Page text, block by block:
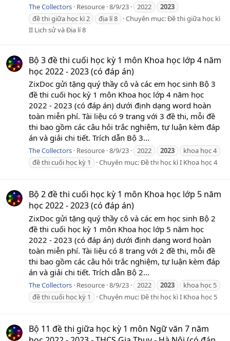
The Collectors Resource 8/9/23 2022
2023
đề thi giữa học kì 2
địa lí 8 Chuyên mục:Đề thi giữa học kì
II Lịch sử và Địa lí 8
Bộ 3 đề thi cuối học kỳ 1 môn Khoa học lớp 4 năm
học 2022 - 2023 (có đáp án)
ZixDoc gửi tặng quý thầy cô và các em học sinh Bộ 3
đề thi cuối học kỳ 1 môn Khoa học lớp 4 năm học
2022 - 2023 (có đáp án) dưới định dạng word hoàn
toàn miễn phí. Tài liệu có 9 trang với 3 đề thi, mỗi đề
thi bao gồm các câu hỏi trắc nghiệm, tự luận kèm đáp
án và giải chi tiết. Trích dẫn Bộ 3...
The Collectors Resource 8/9/23 2022 2023
khoa học 4
đề thi cuối học kỳ 1
Chuyên mục:Đề thi học kì I Khoa học 4
Bộ 2 đề thi cuối học kỳ 1 môn Khoa học lớp 5 năm
học 2022 - 2023 (có đáp án)
ZixDoc gửi tặng quý thầy cô và các em học sinh Bộ 2
đề thi cuối học kỳ 1 môn Khoa học lớp 5 năm học
2022 - 2023 (có đáp án) dưới định dạng word hoàn
toàn miễn phí. Tài liệu có 8 trang với 2 đề thi, mỗi đề
thi bao gồm các câu hỏi trắc nghiệm, tự luận kèm đáp
án và giải chi tiết. Trích dẫn Bộ 2...
The Collectors Resource 8/9/23 2022 2023
khoa học 5
đề thi cuối học kỳ 1
Chuyên mục:Đề thi học kì I Khoa học 5
Bộ 11 đề thi giữa học kỳ 1 môn Ngữ văn 7 năm